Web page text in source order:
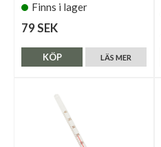
Finns i lager
79 SEK
LÄS MER
KÖP